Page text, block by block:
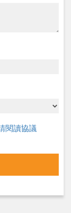
閱讀協議